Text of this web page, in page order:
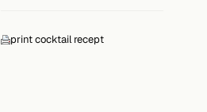
print cocktail recept